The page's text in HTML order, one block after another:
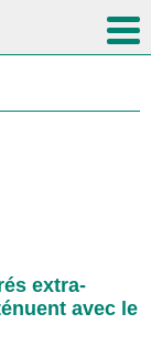
extra-
avec le